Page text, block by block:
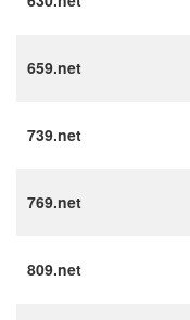
659.net
739.net
769.net
809.net